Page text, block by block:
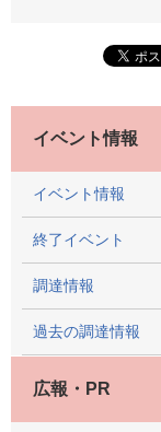
イベント情報
イベント情報
終了イベント
調達情報
過去の調達情報
広報・PR